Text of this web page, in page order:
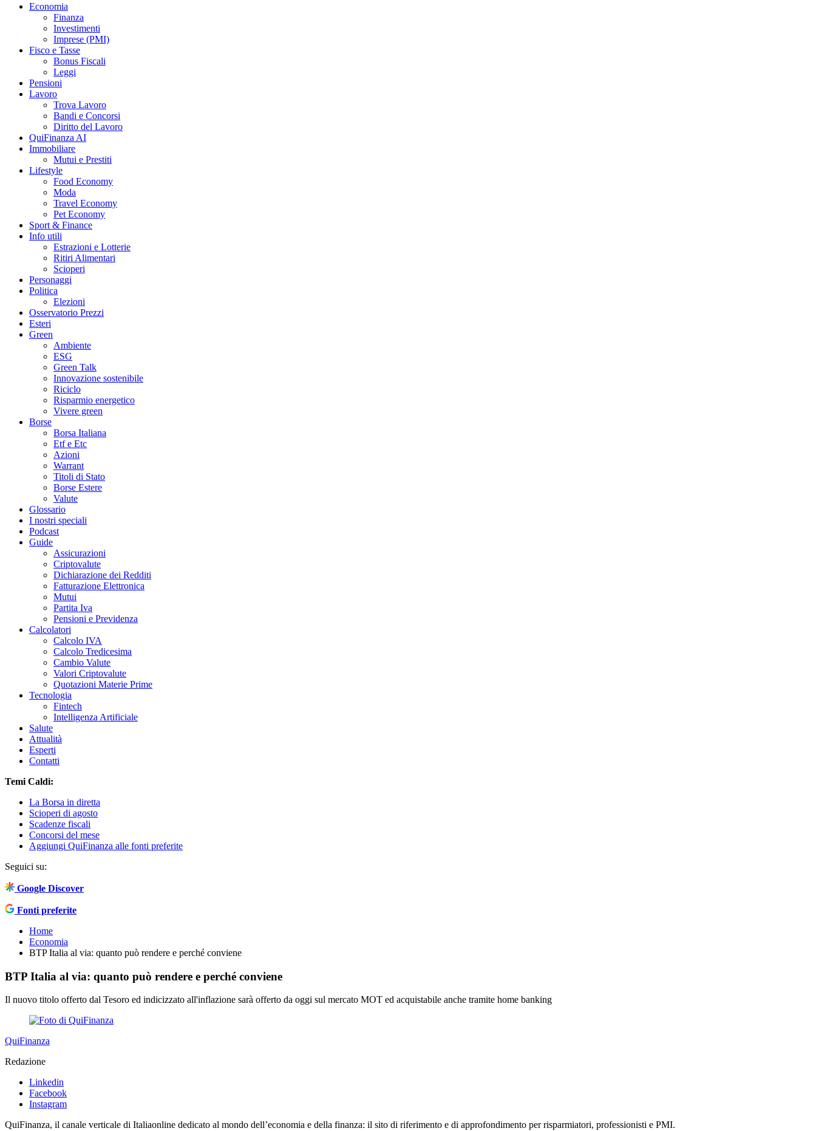
Economia
Finanza
Investimenti
Imprese (PMI)
Fisco e Tasse
Bonus Fiscali
Leggi
Pensioni
Lavoro
Trova Lavoro
Bandi e Concorsi
Diritto del Lavoro
QuiFinanza AI
Immobiliare
Mutui e Prestiti
Lifestyle
Food Economy
Moda
Travel Economy
Pet Economy
Sport & Finance
Info utili
Estrazioni e Lotterie
Ritiri Alimentari
Scioperi
Personaggi
Politica
Elezioni
Osservatorio Prezzi
Esteri
Green
Ambiente
ESG
Green Talk
Innovazione sostenibile
Riciclo
Risparmio energetico
Vivere green
Borse
Borsa Italiana
Etf e Etc
Azioni
Warrant
Titoli di Stato
Borse Estere
Valute
Glossario
I nostri speciali
Podcast
Guide
Assicurazioni
Criptovalute
Dichiarazione dei Redditi
Fatturazione Elettronica
Mutui
Partita Iva
Pensioni e Previdenza
Calcolatori
Calcolo IVA
Calcolo Tredicesima
Cambio Valute
Valori Criptovalute
Quotazioni Materie Prime
Tecnologia
Fintech
Intelligenza Artificiale
Salute
Attualità
Esperti
Contatti
Temi Caldi:
La Borsa in diretta
Scioperi di agosto
Scadenze fiscali
Concorsi del mese
Aggiungi QuiFinanza alle fonti preferite
Seguici su:
Google Discover
Fonti preferite
Home
Economia
BTP Italia al via: quanto può rendere e perché conviene
BTP Italia al via: quanto può rendere e perché conviene
Il nuovo titolo offerto dal Tesoro ed indicizzato all'inflazione sarà offerto da oggi sul mercato MOT ed acquistabile anche tramite home banking
QuiFinanza
Redazione
Linkedin
Facebook
Instagram
QuiFinanza, il canale verticale di Italiaonline dedicato al mondo dell’economia e della finanza: il sito di riferimento e di approfondimento per risparmiatori, professionisti e PMI.